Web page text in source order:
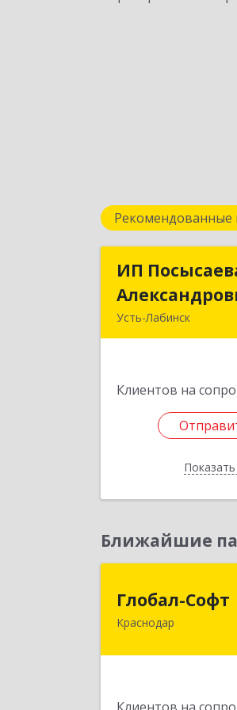
Рекомендованные
ИП
Усть-Лабинск
Клиентов на
ИП
Ближайшие
Глобал-Софт
Краснодар